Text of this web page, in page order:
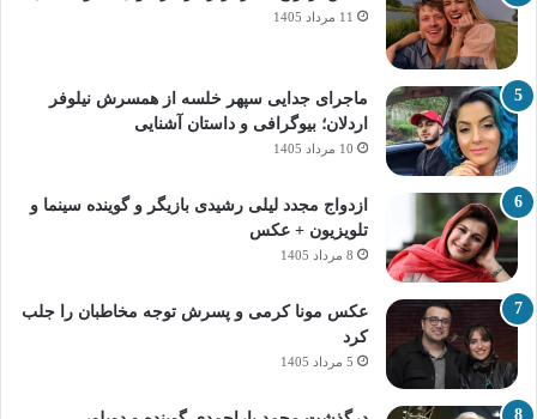
11 مرداد 1405
ماجرای جدایی سپهر خلسه از همسرش نیلوفر
اردلان؛ بیوگرافی و داستان آشنایی
10 مرداد 1405
ازدواج مجدد لیلی رشیدی بازیگر و گوینده سینما و
تلویزیون + عکس
8 مرداد 1405
عکس مونا کرمی و پسرش توجه مخاطبان را جلب
کرد
5 مرداد 1405